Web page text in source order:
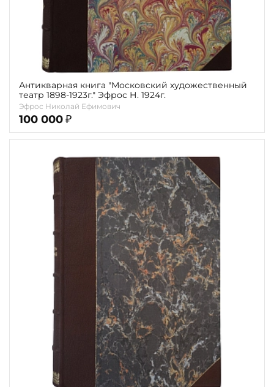
Антикварная книга "Московский художественный
театр 1898-1923г." Эфрос Н. 1924г.
Эфрос Николай Ефимович
100 000 ₽